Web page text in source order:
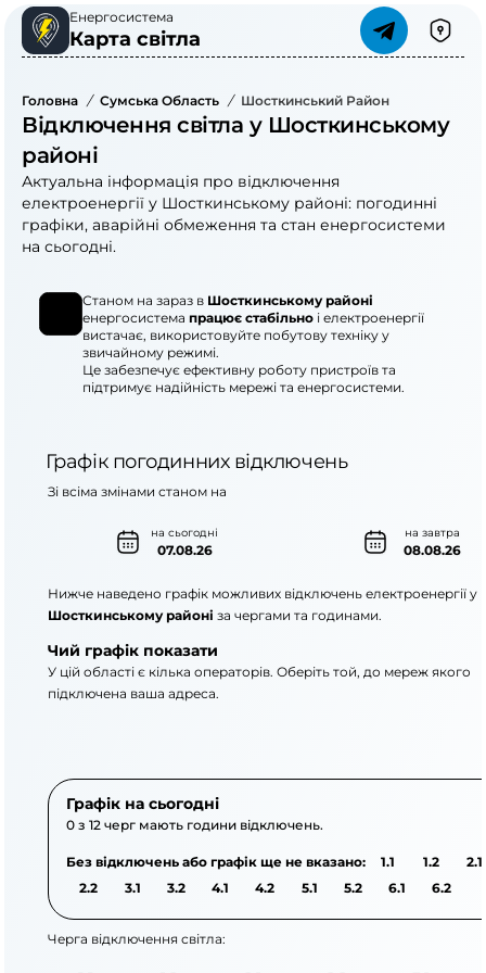
Енергосистема
Карта світла
Головна / Сумська Область / Шосткинський Район
Відключення світла у Шосткинському
районі
Актуальна інформація про відключення
електроенергії у Шосткинському районі: погодинні
графіки, аварійні обмеження та стан енергосистеми
на сьогодні.
Станом на зараз в Шосткинському районі
енергосистема працює стабільно і електроенергії
вистачає, використовуйте побутову техніку у
звичайному режимі.
Це забезпечує ефективну роботу пристроїв та
підтримує надійність мережі та енергосистеми.
Графік погодинних відключень
на сьогодні
07.08.26
на завтра
08.08.26
Зі всіма змінами станом на
Нижче наведено графік можливих відключень електроенергії у
Шосткинському районі за чергами та годинами.
Чий графік показати
У цій області є кілька операторів. Оберіть той, до мереж якого
підключена ваша адреса.
Графік на сьогодні
0 з 12 черг мають години відключень.
Без відключень або графік ще не вказано: 1.1 1.2
2.1
2.2
3.1 3.2 4.1 4.2 5.1 5.2 6.1 6.2
Черга відключення світла: